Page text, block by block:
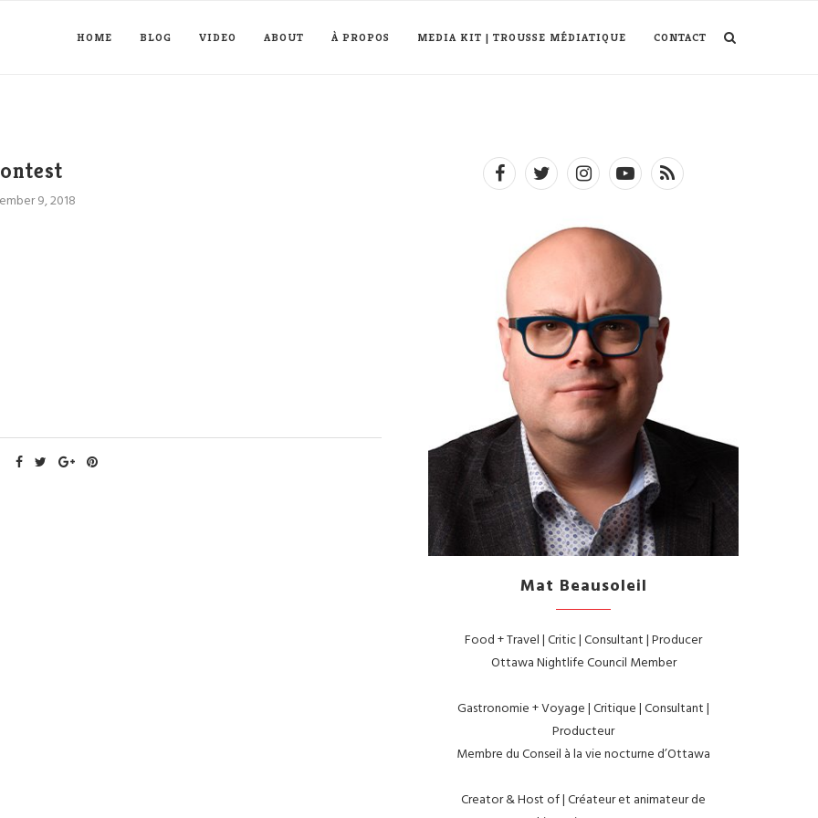
HOME BLOG VIDEO ABOUT À PROPOS MEDIA KIT | TROUSSE MÉDIATIQUE CONTACT
9, 2018
Mat Beausoleil
Food + Travel | Critic | Consultant | Producer
Ottawa Nightlife Council Member
Gastronomie + Voyage | Critique | Consultant |
Producteur
Membre du Conseil à la vie nocturne d’Ottawa
Creator & Host of | Créateur et animateur de